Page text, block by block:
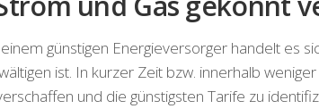
günstigen Energieversorger handelt es
ist. In kurzer Zeit bzw. innerhalb
und die günstigsten Tarife zu